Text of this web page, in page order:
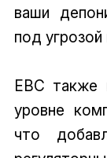
ваши
под угрозой
EBC также
уровне
что